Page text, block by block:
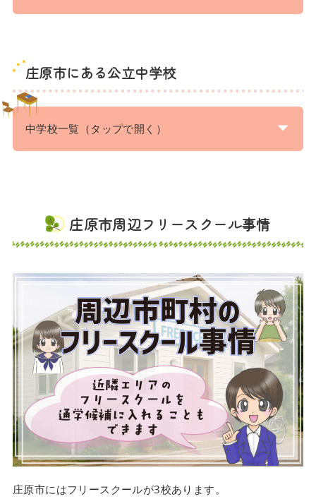
庄原市にある公立中学校
中学校一覧（タップで開く）
庄原市周辺フリースクール事情
庄原市にはフリースクールが3校あります。